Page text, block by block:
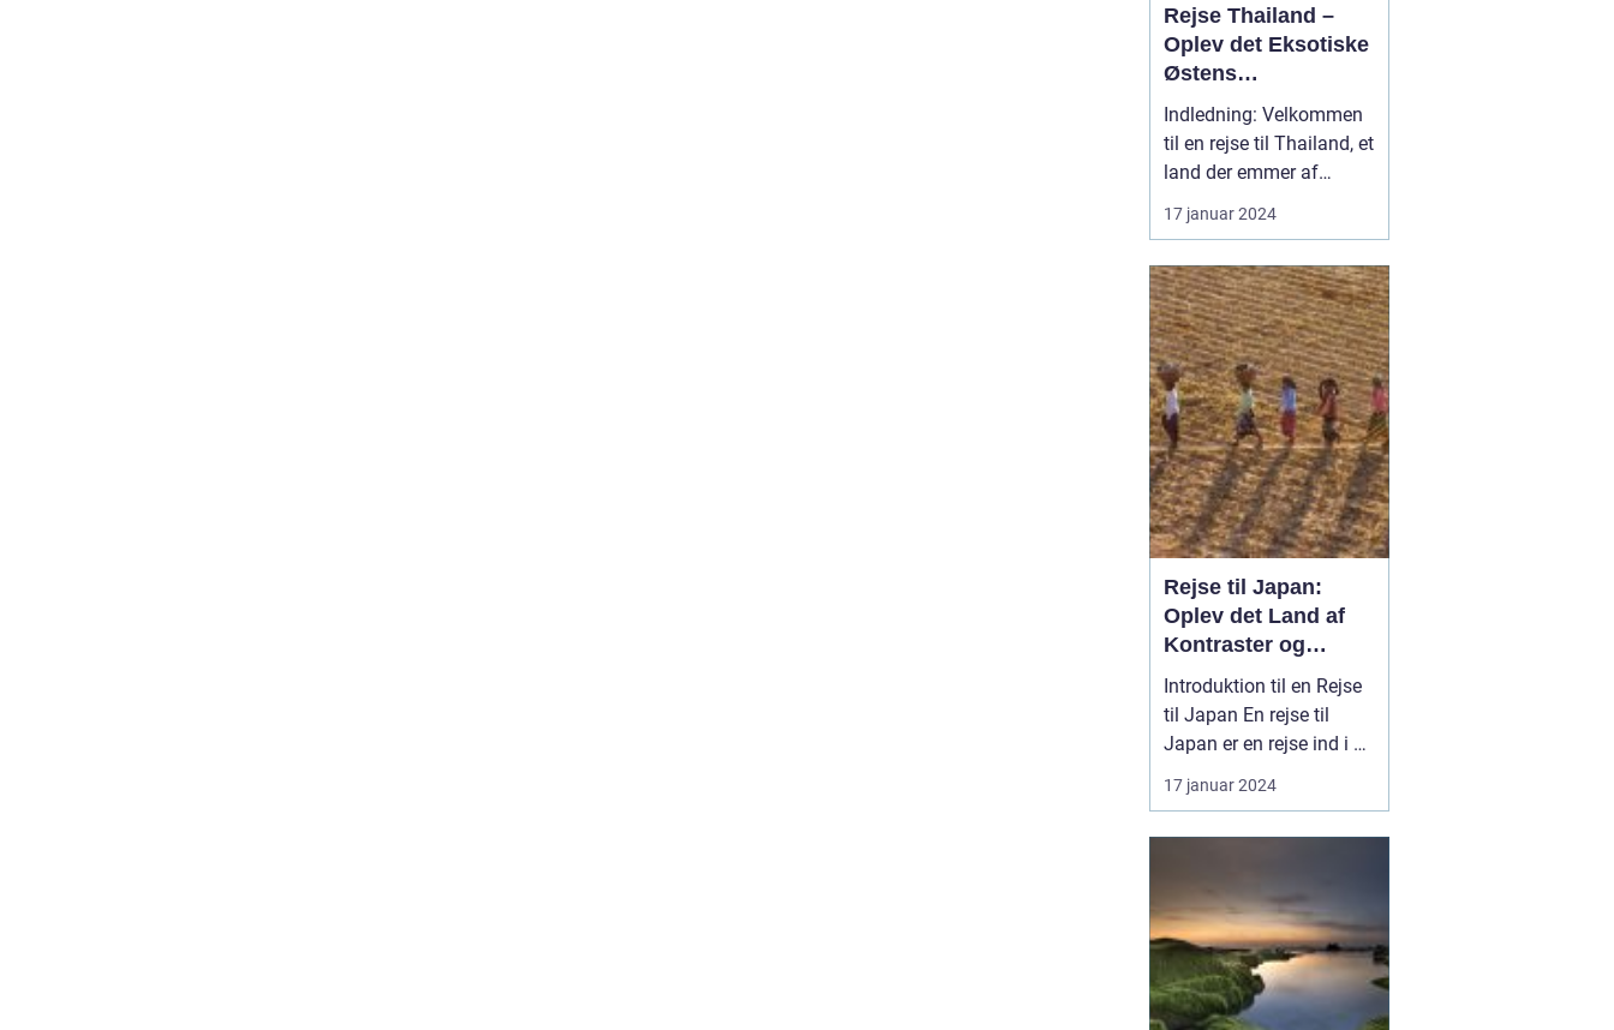
Rejse Thailand –
Oplev det Eksotiske
Østens
Vidunderland
Indledning: Velkommen
til en rejse til Thailand, et
land der emmer af
eksotisk kultur, smukke
strande, frodig natur og
Dette er en destination,
der trækker rejsende til
sig fra hele verden med
sit overflod af oplevelser
og eve...
17 januar 2024
Rejse til Japan:
Oplev det Land af
Kontraster og
Skønhed
Introduktion til en Rejse
til Japan En rejse til
Japan er en rejse ind i en
verden af kontraster og
skønhed. Dette
tradition og modernitet,
hvor gamle templer står
side om side med
højteknologiske byer ...
17 januar 2024